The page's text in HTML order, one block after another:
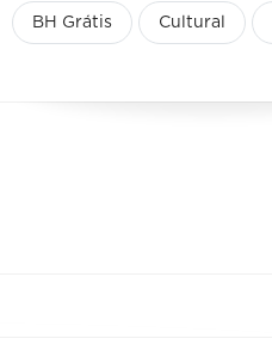
BH Grátis Cultural